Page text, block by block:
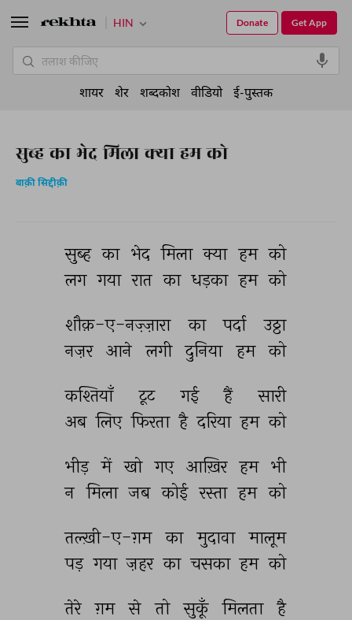
सुब्ह का भेद मिला क्या हम को
बाक़ी सिद्दीक़ी
सुब्ह का भेद मिला क्या हम को
लग गया रात का धड़का हम को
शौक़-ए-नज़्ज़ारा का पर्दा
उठ्ठा
नज़र आने लगी दुनिया हम को
कश्तियाँ टूट गई हैं
सारी
अब लिए फिरता है दरिया हम को
भीड़ में खो गए आख़िर हम भी
न मिला जब कोई रस्ता हम को
तल्ख़ी-ए-ग़म का मुदावा
मालूम
पड़ गया ज़हर का चसका हम को
तेरे ग़म से तो सुकूँ मिलता
है
HIN Get App
Donate
शायर शेर शब्दकोश वीडियो ई-पुस्तक